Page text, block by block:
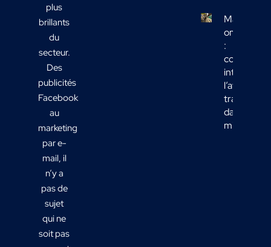
plus
brillants
du
secteur.
Des
publicités
Facebook
au
marketing
par e-
mail, il
n’y a
pas de
sujet
qui ne
soit pas
Marketing
omnicanal
:
comment
intégrer
l’affichage
transport
dans votre
mix média